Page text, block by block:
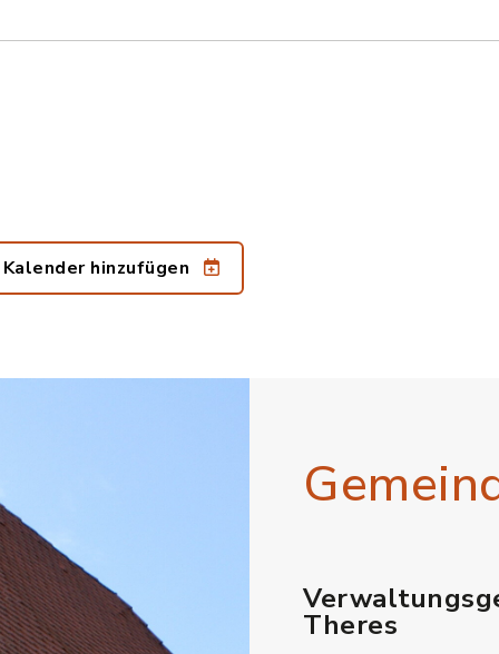
hinzufügen
Theres